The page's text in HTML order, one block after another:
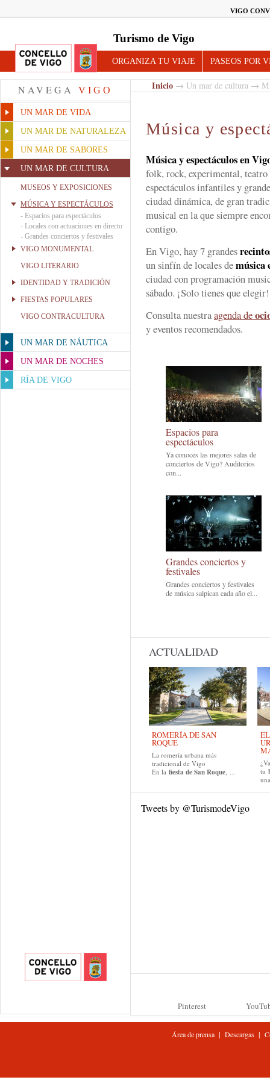
VIGO
Turismo de Vigo
ORGANIZA TU VIAJE PASEOS POR
NAVEGA VIGO
UN MAR DE VIDA
UN MAR DE NATURALEZA
UN MAR DE SABORES
UN MAR DE CULTURA
MUSEOS Y EXPOSICIONES
MÚSICA Y ESPECTÁCULOS
- Espacios para espectáculos
- Locales con actuaciones en directo
- Grandes conciertos y festivales
VIGO MONUMENTAL
VIGO LITERARIO
IDENTIDAD Y TRADICIÓN
FIESTAS POPULARES
VIGO CONTRACULTURA
UN MAR DE NÁUTICA
UN MAR DE NOCHES
RÍA DE VIGO
Inicio → Un mar de cultura →
Música y
Música y espectáculos en
folk, rock, experimental,
espectáculos infantiles y
ciudad dinámica, de gran
musical en la que siempre
contigo.
En Vigo, hay 7 grandes
un sinfín de locales demúsica
ciudad con programación
sábado. ¡Solo tienes que elegir!
Consulta nuestraagenda de
y eventos recomendados.
Espacios para
espectáculos
Ya conoces las mejores salas de
conciertos de Vigo? Auditorios
con...
Grandes conciertos y
festivales
Grandes conciertos y festivales
de música salpican cada año el...
ACTUALIDAD
ROMERÍA DE SAN
ROQUE
La romería urbana más
tradicional de Vigo
En la fiesta de San Roque, ...
tu
Tweets by @TurismodeVigo
Pinterest
Área de prensa| Descargas|